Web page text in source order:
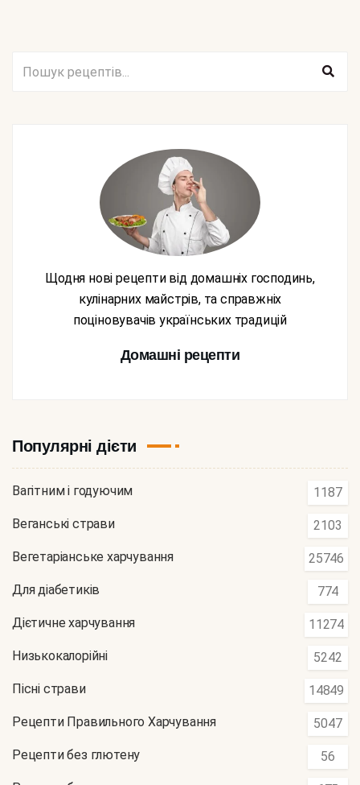
Щодня нові рецепти від домашніх господинь,
кулінарних майстрів, та справжніх
поціновувачів українських традицій
Домашні рецепти
Популярні дієти
Вагітним і годуючим 1187
Веганські страви 2103
Вегетаріанське харчування 25746
Для діабетиків 774
Дієтичне харчування 11274
Низькокалорійні 5242
Пісні страви 14849
Рецепти Правильного Харчування 5047
Рецепти без глютену 56